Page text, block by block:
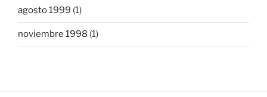
agosto 1999 (1)
noviembre 1998 (1)